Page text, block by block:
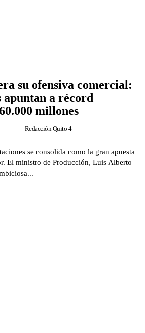
su ofensiva comercial:
apuntan a récord
millones
Redacción Quito 4 -
se consolida como la gran apuesta
El ministro de Producción, Luis Alberto